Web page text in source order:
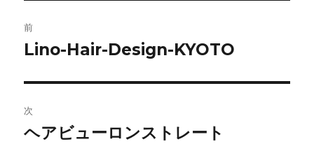
稿
ビ
ゲ
前
前
稿:
Lino-Hair-Design-KYOTO
次
次
ヘアビューロンストレート